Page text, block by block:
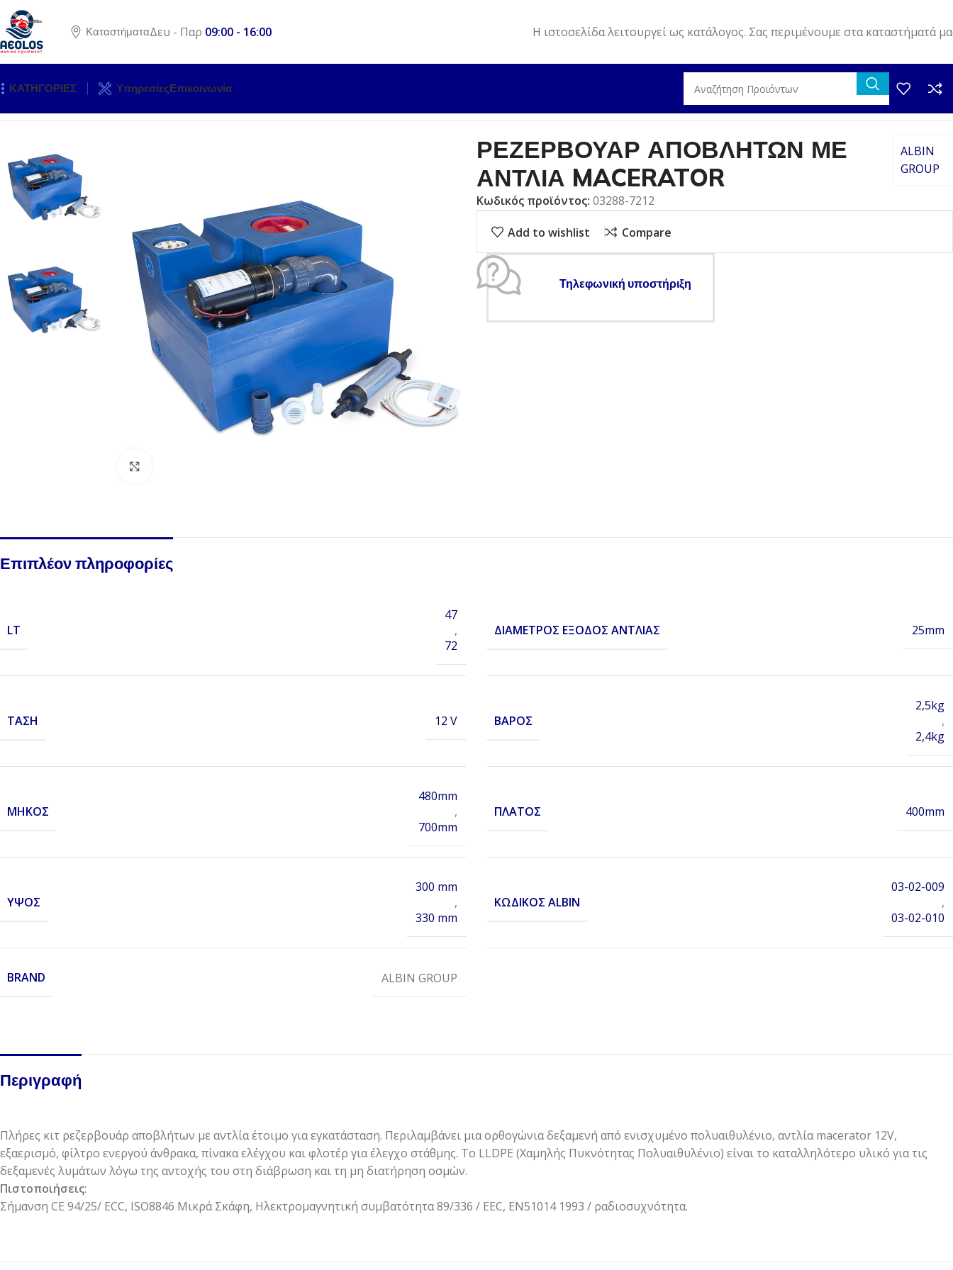
ΚαταστήματαΔευ - Παρ 09:00 - 16:00 Η ιστοσελίδα λειτουργεί ως κατάλογος. Σας περιμένουμε στα καταστήματά
ΚΑΤΗΓΟΡΙΕΣ ΥπηρεσίεςΕπικοινωνία
ΡΕΖΕΡΒΟΥΑΡ ΑΠΟΒΛΗΤΩΝ ΜΕ
ΑΝΤΛΙΑ MACERATOR
ALBIN
GROUP
Κωδικός προϊόντος: 03288-7212
Add to wishlist Compare
Τηλεφωνική υποστήριξη
Επιπλέον πληροφορίες
LT
47
,
72
ΔΙΆΜΕΤΡΟΣ ΈΞΟΔΟΣ ΑΝΤΛΊΑΣ 25mm
ΤΆΣΗ 12 V ΒΆΡΟΣ
2,5kg
,
2,4kg
ΜΉΚΟΣ
480mm
,
700mm
ΠΛΆΤΟΣ 400mm
ΎΨΟΣ
300 mm
,
330 mm
ΚΩΔΙΚΌΣ ALBIN
03-02-009
,
03-02-010
BRAND ALBIN GROUP
Περιγραφή
Πλήρες κιτ ρεζερβουάρ αποβλήτων με αντλία έτοιμο για εγκατάσταση. Περιλαμβάνει μια ορθογώνια δεξαμενή από ενισχυμένο πολυαιθυλένιο, αντλία macerator 12V,
εξαερισμό, φίλτρο ενεργού άνθρακα, πίνακα ελέγχου και φλοτέρ για έλεγχο στάθμης. Το LLDPE (Χαμηλής Πυκνότητας Πολυαιθυλένιο) είναι το καταλληλότερο υλικό για τις
δεξαμενές λυμάτων λόγω της αντοχής του στη διάβρωση και τη μη διατήρηση οσμών.
Πιστοποιήσεις:
Σήμανση CE 94/25/ ECC, ISO8846 Μικρά Σκάφη, Ηλεκτρομαγνητική συμβατότητα 89/336 / EEC, EN51014 1993 / ραδιοσυχνότητα.